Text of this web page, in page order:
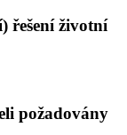
řešení životní
požadovány